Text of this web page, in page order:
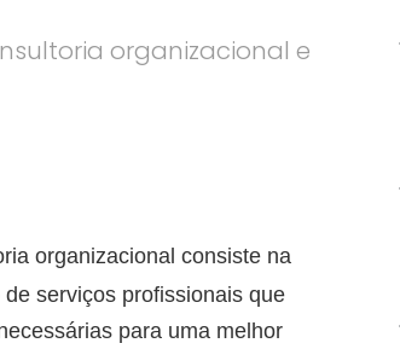
organizacional e
organizacional consiste na
de serviços profissionais que
para uma melhor